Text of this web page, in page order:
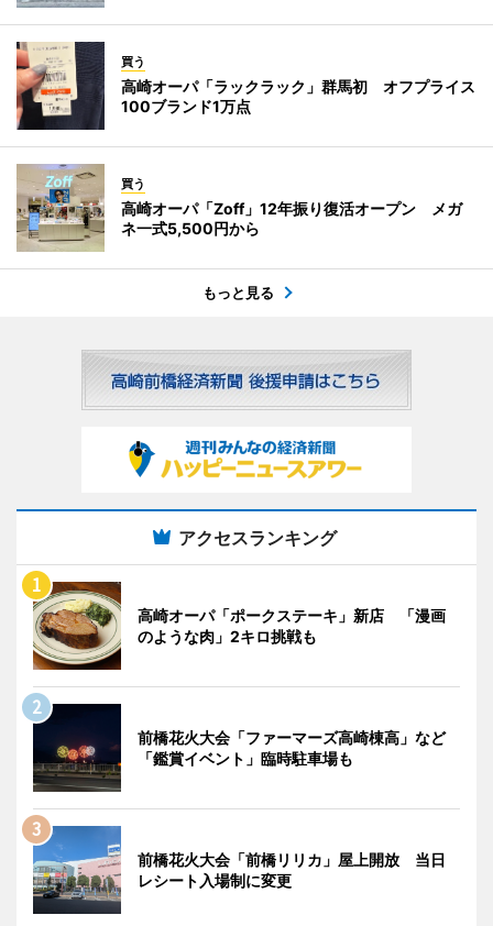
買う
高崎オーパ「ラックラック」群馬初 オフプライス
100ブランド1万点
買う
高崎オーパ「Zoff」12年振り復活オープン メガ
ネ一式5,500円から
もっと見る
アクセスランキング
高崎オーパ「ポークステーキ」新店 「漫画
のような肉」2キロ挑戦も
前橋花火大会「ファーマーズ高崎棟高」など
「鑑賞イベント」臨時駐車場も
前橋花火大会「前橋リリカ」屋上開放 当日
レシート入場制に変更